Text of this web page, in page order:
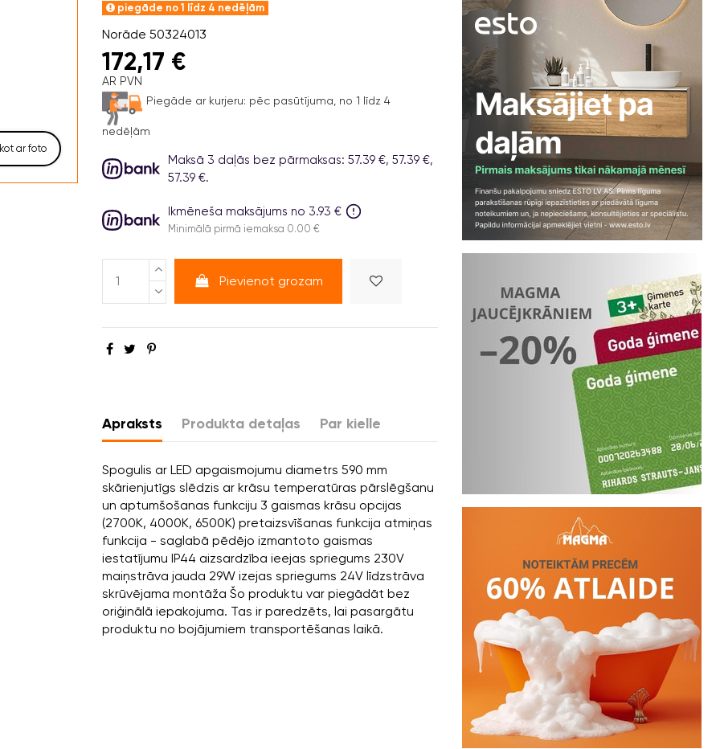
ar foto
piegāde no 1 līdz 4 nedēļām
Norāde 50324013
172,17 €
AR PVN
Piegāde ar kurjeru: pēc pasūtījuma, no 1 līdz 4
nedēļām
Maksā 3 daļās bez pārmaksas: 57.39 €, 57.39 €,
57.39 €.
Ikmēneša maksājums no 3.93 €
Minimālā pirmā iemaksa 0.00 €
Pievienot grozam
Apraksts Produkta detaļas Par kielle
Spogulis ar LED apgaismojumu diametrs 590 mm
skārienjutīgs slēdzis ar krāsu temperatūras pārslēgšanu
un aptumšošanas funkciju 3 gaismas krāsu opcijas
(2700K, 4000K, 6500K) pretaizsvīšanas funkcija atmiņas
funkcija - saglabā pēdējo izmantoto gaismas
iestatījumu IP44 aizsardzība ieejas spriegums 230V
maiņstrāva jauda 29W izejas spriegums 24V līdzstrāva
skrūvējama montāža Šo produktu var piegādāt bez
oriģinālā iepakojuma. Tas ir paredzēts, lai pasargātu
produktu no bojājumiem transportēšanas laikā.